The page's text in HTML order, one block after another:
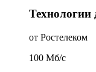
Технологии
от Ростелеком
100 Мб/c